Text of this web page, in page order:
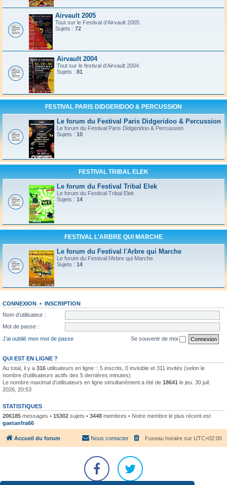
Airvault 2005
Tout sur le Festival d'Airvault 2005.
Sujets : 72
Airvault 2004
Tout sur le festival d'Airvault 2004.
Sujets : 81
FESTIVAL PARIS DIDGERIDOO & PERCUSSION
Le forum du Festival Paris Didgeridoo & Percussion
Le forum du Festival Paris Didgeridoo & Percussion
Sujets : 10
FESTIVAL TRIBAL ELEK
Le forum du Festival Tribal Elek
Le forum du Festival Tribal Elek
Sujets : 14
FESTIVAL L'ARBRE QUI MARCHE
Le forum du Festival l'Arbre qui Marche
Le forum du Festival l'Arbre qui Marche
Sujets : 14
CONNEXION • INSCRIPTION
Nom d’utilisateur :
Mot de passe :
J’ai oublié mon mot de passe
Se souvenir de moi
QUI EST EN LIGNE ?
Au total, il y a 316 utilisateurs en ligne :: 5 inscrits, 0 invisible et 311 invités (selon le
nombre d’utilisateurs actifs des 5 dernières minutes)
Le nombre maximal d’utilisateurs en ligne simultanément a été de 18641 le jeu. 30 juil.
2026, 20:53
STATISTIQUES
206185 messages • 15302 sujets • 3448 membres • Notre membre le plus récent est
gaetanfra66
Accueil du forum Fuseau horaire sur UTC+02:00
Nous contacter